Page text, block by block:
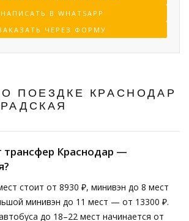
НАПИСАТЬ В WHATSAPP
ЧЕРЕЗ ФОРМУ
ПОЕЗДКЕ КРАСНОДАР
трансфер Краснодар —
стоит от 8930 ₽, минивэн до 8 мест
минивэн до 11 мест — от 13300 ₽.
до 18–22 мест начинается от